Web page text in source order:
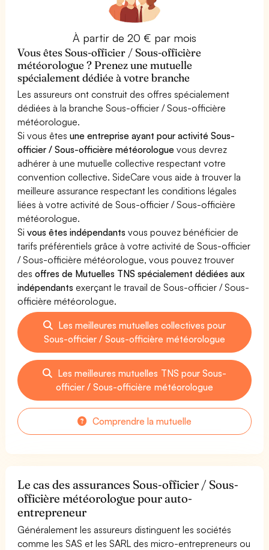
À partir de 20 € par mois
Vous êtes Sous-officier / Sous-officière
météorologue ? Prenez une mutuelle
spécialement dédiée à votre branche
Les assureurs ont construit des offres spécialement
dédiées à la branche Sous-officier / Sous-officière
météorologue.
Si vous êtesune entreprise ayant pour activité Sous-
officier / Sous-officière météorologue vous devrez
adhérer à une mutuelle collective respectant votre
convention collective. SideCare vous aide à trouver la
meilleure assurance respectant les conditions légales
liées à votre activité de Sous-officier / Sous-officière
météorologue.
Sivous êtes indépendants vous pouvez bénéficier de
tarifs préférentiels grâce à votre activité de Sous-officier
/ Sous-officière météorologue, vous pouvez trouver
desoffres de Mutuelles TNS spécialement dédiées aux
indépendants exerçant le travail de Sous-officier / Sous-
officière météorologue.
Les meilleures mutuelles collectives pour
Sous-officier / Sous-officière météorologue
Les meilleures mutuelles TNS pour Sous-
officier / Sous-officière météorologue
Comprendre la mutuelle
Le cas des assurances Sous-officier / Sous-
officière météorologue pour auto-
entrepreneur
Généralement les assureurs distinguent les sociétés
comme les SAS et les SARL des micro-entrepreneurs ou